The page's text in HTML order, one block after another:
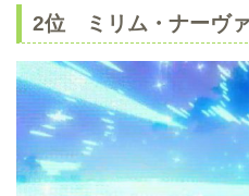
2位 ミリム・ナーヴァ